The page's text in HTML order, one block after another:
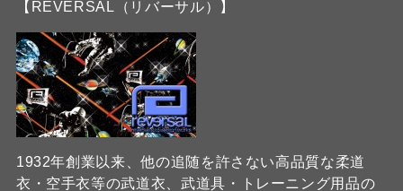
【REVERSAL（リバーサル）】
1932年創業以来、他の追随を許さない高品質な柔道
衣・空手衣等の武道衣、武道具・トレーニング用品の